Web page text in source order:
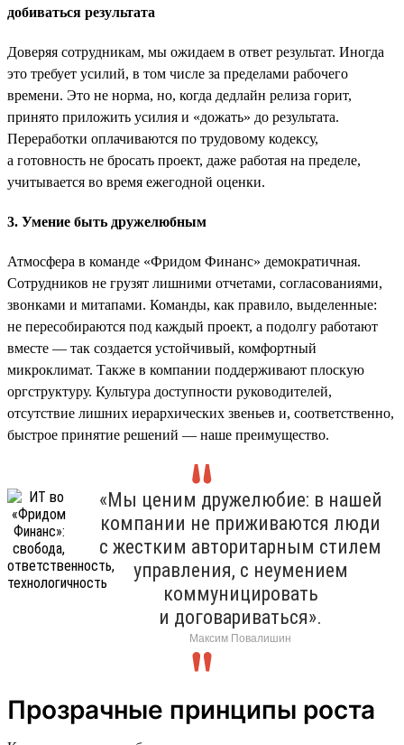
добиваться результата
Доверяя сотрудникам, мы ожидаем в ответ результат. Иногда
это требует усилий, в том числе за пределами рабочего
времени. Это не норма, но, когда дедлайн релиза горит,
принято приложить усилия и «дожать» до результата.
Переработки оплачиваются по трудовому кодексу,
а готовность не бросать проект, даже работая на пределе,
учитывается во время ежегодной оценки.
3. Умение быть дружелюбным
Атмосфера в команде «Фридом Финанс» демократичная.
Сотрудников не грузят лишними отчетами, согласованиями,
звонками и митапами. Команды, как правило, выделенные:
не пересобираются под каждый проект, а подолгу работают
вместе — так создается устойчивый, комфортный
микроклимат. Также в компании поддерживают плоскую
оргструктуру. Культура доступности руководителей,
отсутствие лишних иерархических звеньев и, соответственно,
быстрое принятие решений — наше преимущество.
«Мы ценим дружелюбие: в нашей
компании не приживаются люди
с жестким авторитарным стилем
управления, с неумением
коммуницировать
и договариваться».
Максим Повалишин
Прозрачные принципы роста